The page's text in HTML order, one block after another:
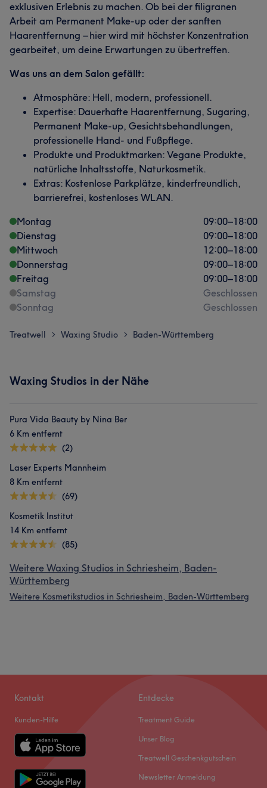
exklusiven Erlebnis zu machen. Ob bei der filigranen
Arbeit am Permanent Make-up oder der sanften
Haarentfernung – hier wird mit höchster Konzentration
gearbeitet, um deine Erwartungen zu übertreffen.
Was uns an dem Salon gefällt:
Atmosphäre: Hell, modern, professionell.
Expertise: Dauerhafte Haarentfernung, Sugaring,
Permanent Make-up, Gesichtsbehandlungen,
professionelle Hand- und Fußpflege.
Produkte und Produktmarken: Vegane Produkte,
natürliche Inhaltsstoffe, Naturkosmetik.
Extras: Kostenlose Parkplätze, kinderfreundlich,
barrierefrei, kostenloses WLAN.
Montag
09:00–18:00
Dienstag
09:00–18:00
Mittwoch
12:00–18:00
Donnerstag
09:00–18:00
Freitag
09:00–18:00
Samstag
Geschlossen
Sonntag
Geschlossen
Treatwell > Waxing Studio > Baden-Württemberg
Waxing Studios in der Nähe
Pura Vida Beauty by Nina Ber
6 Km entfernt
(2)
Laser Experts Mannheim
8 Km entfernt
(69)
Kosmetik Institut
14 Km entfernt
(85)
Weitere Waxing Studios in Schriesheim, Baden-
Württemberg
Weitere Kosmetikstudios in Schriesheim, Baden-Württemberg
Kontakt
Kunden-Hilfe
Entdecke
Treatment Guide
Unser Blog
Treatwell Geschenkgutschein
Newsletter Anmeldung